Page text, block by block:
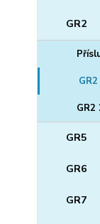
GR2
GR2
GR5
GR6
GR7